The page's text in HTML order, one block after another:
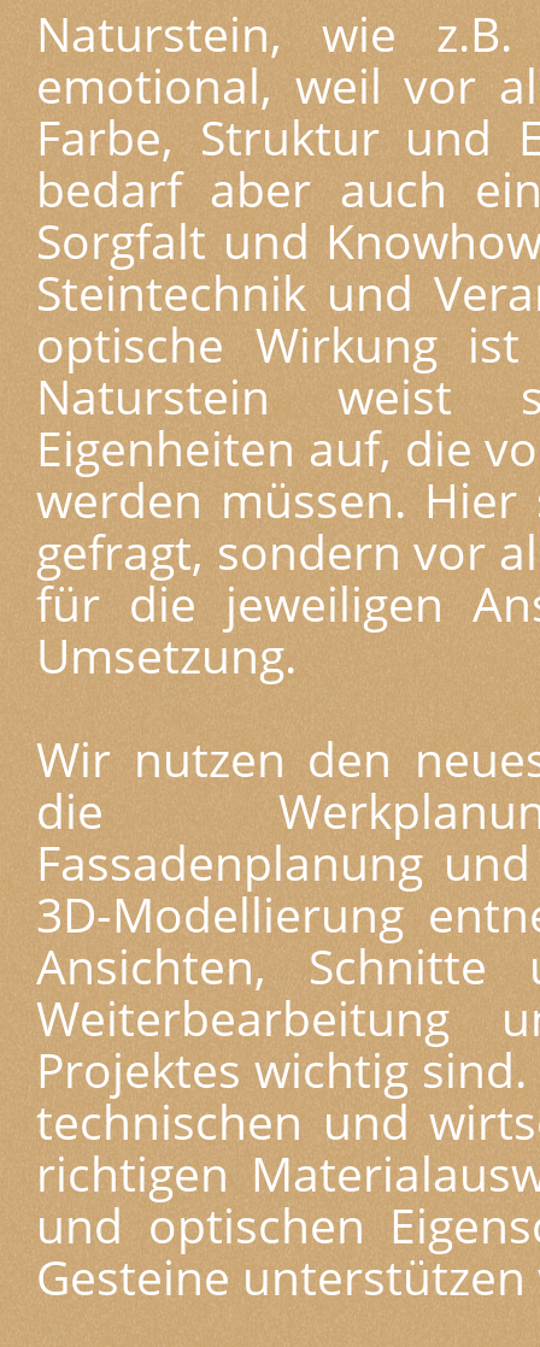
Naturstein, wie
emotional, weil vor
Farbe, Struktur und
bedarf aber auch
Sorgfalt und
Steintechnik und
optische Wirkung
Naturstein weist
Eigenheiten auf, die
werden müssen.
gefragt, sondern vor
für die jeweiligen
Umsetzung.
Wir nutzen den
die
Fassadenplanung
3D-Modellierung
Ansichten,
Weiterbearbeitung
Projektes wichtig
technischen und
richtigen
und optischen
Gesteine